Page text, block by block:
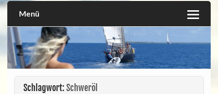
Menü
Schlagwort:Schweröl